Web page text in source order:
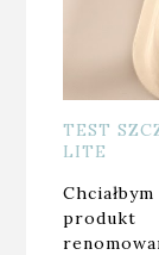
TEST
LITE